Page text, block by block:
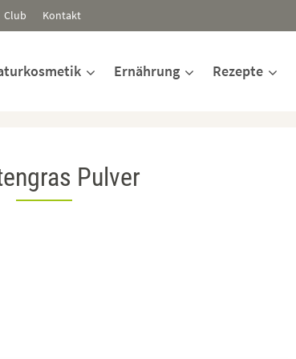
Club Kontakt
Ernährung Rezepte
Pulver